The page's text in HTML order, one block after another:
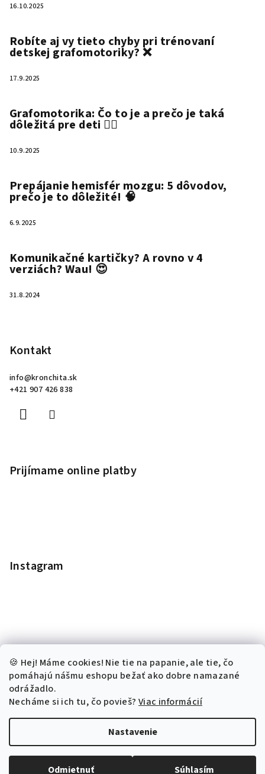
🍪 Hej! Máme cookies! Nie tie na papanie, ale tie, čo
pomáhajú nášmu eshopu bežať ako dobre namazané
odrážadlo.
Necháme si ich tu, čo povieš? Viac informácií
Nastavenie
Odmietnuť Súhlasím
16.10.2025
Robíte aj vy tieto chyby pri trénovaní
detskej grafomotoriky? ❌
17.9.2025
Grafomotorika: Čo to je a prečo je taká
dôležitá pre deti ✍🏻
10.9.2025
Prepájanie hemisfér mozgu: 5 dôvodov,
prečo je to dôležité! 🧠
6.9.2025
Komunikačné kartičky? A rovno v 4
verziách? Wau! 😍
31.8.2024
Kontakt
info@kronchita.sk
+421 907 426 838
Prijímame online platby
Instagram
Sledovať na Instagrame
Kronchita.sk